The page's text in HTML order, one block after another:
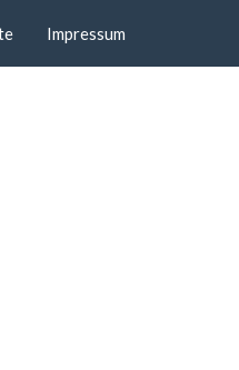
Impressum